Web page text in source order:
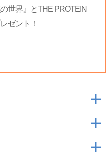
世界』とTHE PROTEIN
ゼント！